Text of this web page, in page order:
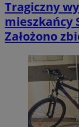
Tragiczny
mieszkańcy
Założono